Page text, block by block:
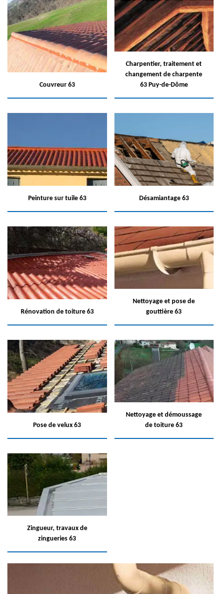
Couvreur 63
Charpentier, traitement et
changement de charpente
63 Puy-de-Dôme
Peinture sur tuile 63 Désamiantage 63
Rénovation de toiture 63
Nettoyage et pose de
gouttière 63
Pose de velux 63
Nettoyage et démoussage
de toiture 63
Zingueur, travaux de
zingueries 63